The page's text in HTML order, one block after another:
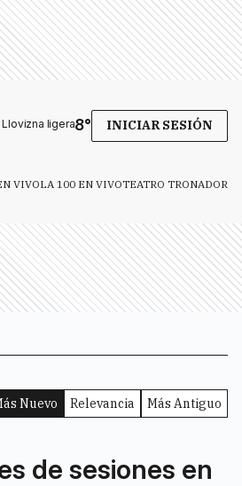
Llovizna ligera8° INICIAR SESIÓN
VIVOLA 100 EN VIVOTEATRO TRONADOR
Nuevo Relevancia Más Antiguo
de sesiones en